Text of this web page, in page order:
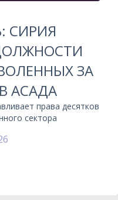
СИРИЯ
ЗА
АСАДА
права десятков
сектора